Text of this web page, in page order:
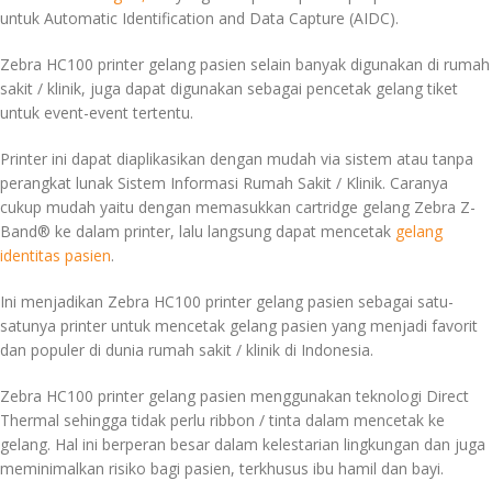
untuk Automatic Identification and Data Capture (AIDC).
Zebra HC100 printer gelang pasien selain banyak digunakan di rumah
sakit / klinik, juga dapat digunakan sebagai pencetak gelang tiket
untuk event-event tertentu.
Printer ini dapat diaplikasikan dengan mudah via sistem atau tanpa
perangkat lunak Sistem Informasi Rumah Sakit / Klinik. Caranya
cukup mudah yaitu dengan memasukkan cartridge gelang Zebra Z-
Band® ke dalam printer, lalu langsung dapat mencetak gelang
identitas pasien.
Ini menjadikan Zebra HC100 printer gelang pasien sebagai satu-
satunya printer untuk mencetak gelang pasien yang menjadi favorit
dan populer di dunia rumah sakit / klinik di Indonesia.
Zebra HC100 printer gelang pasien menggunakan teknologi Direct
Thermal sehingga tidak perlu ribbon / tinta dalam mencetak ke
gelang. Hal ini berperan besar dalam kelestarian lingkungan dan juga
meminimalkan risiko bagi pasien, terkhusus ibu hamil dan bayi.